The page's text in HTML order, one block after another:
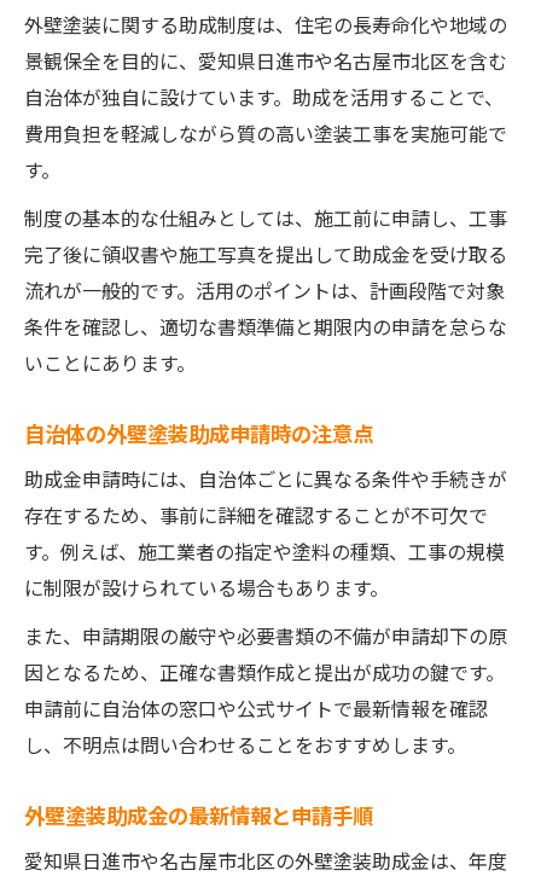
外壁塗装に関する助成制度は、住宅の長寿命化や地域の
景観保全を目的に、愛知県日進市や名古屋市北区を含む
自治体が独自に設けています。助成を活用することで、
費用負担を軽減しながら質の高い塗装工事を実施可能で
す。
制度の基本的な仕組みとしては、施工前に申請し、工事
完了後に領収書や施工写真を提出して助成金を受け取る
流れが一般的です。活用のポイントは、計画段階で対象
条件を確認し、適切な書類準備と期限内の申請を怠らな
いことにあります。
自治体の外壁塗装助成申請時の注意点
助成金申請時には、自治体ごとに異なる条件や手続きが
存在するため、事前に詳細を確認することが不可欠で
す。例えば、施工業者の指定や塗料の種類、工事の規模
に制限が設けられている場合もあります。
また、申請期限の厳守や必要書類の不備が申請却下の原
因となるため、正確な書類作成と提出が成功の鍵です。
申請前に自治体の窓口や公式サイトで最新情報を確認
し、不明点は問い合わせることをおすすめします。
外壁塗装助成金の最新情報と申請手順
愛知県日進市や名古屋市北区の外壁塗装助成金は、年度